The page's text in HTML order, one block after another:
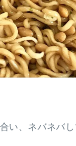
い、ネバネバ